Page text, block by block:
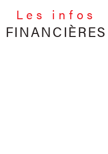
Les infos
FINANCIÈRES